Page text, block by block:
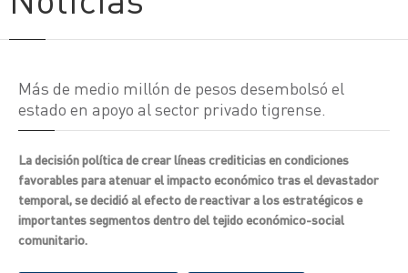
Más de medio millón de pesos desembolsó el
estado en apoyo al sector privado tigrense.
La decisión política de crear líneas crediticias en condiciones
favorables para atenuar el impacto económico tras el devastador
temporal, se decidió al efecto de reactivar a los estratégicos e
importantes segmentos dentro del tejido económico-social
comunitario.